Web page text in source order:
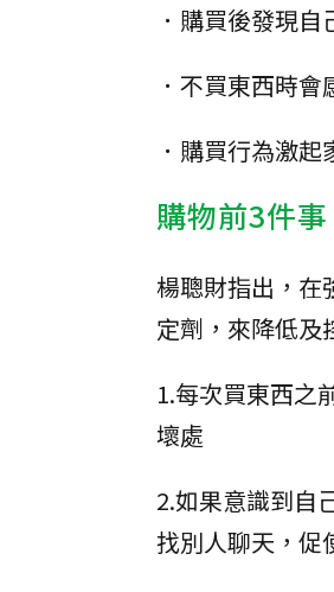
．購買後發現
．不買東西時
．購買行為激
購物前3件
楊聰財指出，在
定劑，來降低及
1.每次買東西之
壞處
2.如果意識到自
找別人聊天，促